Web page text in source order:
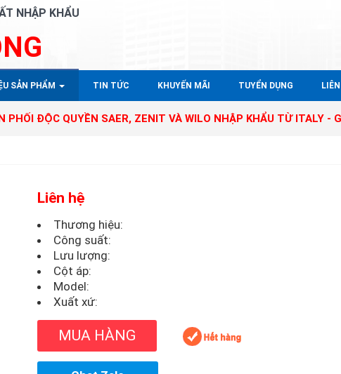
NHẬP KHẨU
SẢN PHẨM TIN TỨC KHUYẾN MÃI TUYỂN DỤNG
QUYỀN SAER, ZENIT VÀ WILO NHẬP KHẨU TỪ ITALY -
Liên hệ
Thương hiệu:
Công suất:
Lưu lượng:
Cột áp:
Model:
Xuất xứ:
MUA HÀNG